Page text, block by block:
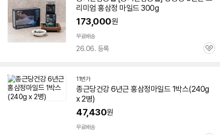
리미엄 홍삼정 마일드 300g
173,000원
무료배송
26.06. 등록
관
11번가
종근당건강6년근 홍삼정마일드 1박스(240g
x 2병)
47,430원
무료배송